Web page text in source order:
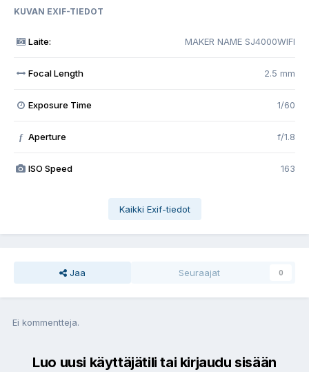
KUVAN EXIF-TIEDOT
Laite: MAKER NAME SJ4000WIFI
Focal Length 2.5 mm
Exposure Time 1/60
f Aperture f/1.8
ISO Speed 163
Kaikki Exif-tiedot
Jaa Seuraajat 0
Ei kommentteja.
Luo uusi käyttäjätili tai kirjaudu sisään